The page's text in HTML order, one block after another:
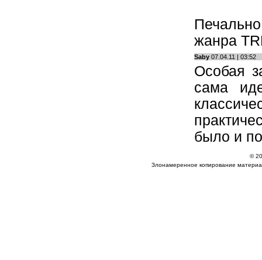
жанра
Saby07.04.11 | 03:52
Особая
сама
было и
©
Злонамеренное копирование